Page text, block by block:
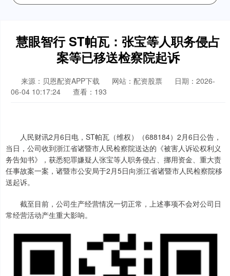
慧眼智行 ST帕瓦：张宝等人职务侵占
案等已移送检察院起诉
来源：贝恩配资APP下载 网站：配资股票
日期：2026-
06-04 10:17:24
查看：193
人民财讯2月6日电，ST帕瓦（维权）（688184）2月6日公告，
当日，公司收到浙江省诸暨市人民检察院送达的《被害人诉讼权利义
务告知书》，获悉犯罪嫌疑人张宝等人职务侵占、挪用资金、重大责
任事故案一案，诸暨市公安局于2月5日向浙江省诸暨市人民检察院移
送起诉。
截至目前，公司生产经营情况一切正常，上述事项不会对公司日
常经营活动产生重大影响。